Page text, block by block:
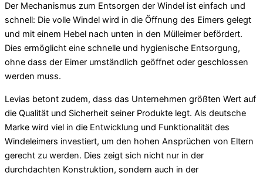
Der Mechanismus zum Entsorgen der Windel ist einfach und
schnell: Die volle Windel wird in die Öffnung des Eimers gelegt
und mit einem Hebel nach unten in den Mülleimer befördert.
Dies ermöglicht eine schnelle und hygienische Entsorgung,
ohne dass der Eimer umständlich geöffnet oder geschlossen
werden muss.
Levias betont zudem, dass das Unternehmen größten Wert auf
die Qualität und Sicherheit seiner Produkte legt. Als deutsche
Marke wird viel in die Entwicklung und Funktionalität des
Windeleimers investiert, um den hohen Ansprüchen von Eltern
gerecht zu werden. Dies zeigt sich nicht nur in der
durchdachten Konstruktion, sondern auch in der